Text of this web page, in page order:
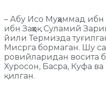
– Абу Исо Муҳаммад
ибн Заҳҳоқ Суламий
йили Термизда
Мисрга бормаган. Шу
ровийларидан восита
Хуросон, Басра, Куфа
қилган.